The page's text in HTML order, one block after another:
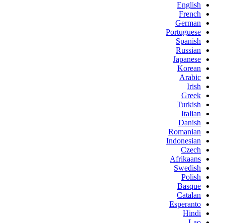
English
French
German
Portuguese
Spanish
Russian
Japanese
Korean
Arabic
Irish
Greek
Turkish
Italian
Danish
Romanian
Indonesian
Czech
Afrikaans
Swedish
Polish
Basque
Catalan
Esperanto
Hindi